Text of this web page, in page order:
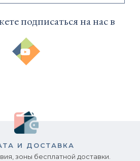
подписаться на нас в
И ДОСТАВКА
зоны бесплатной доставки.